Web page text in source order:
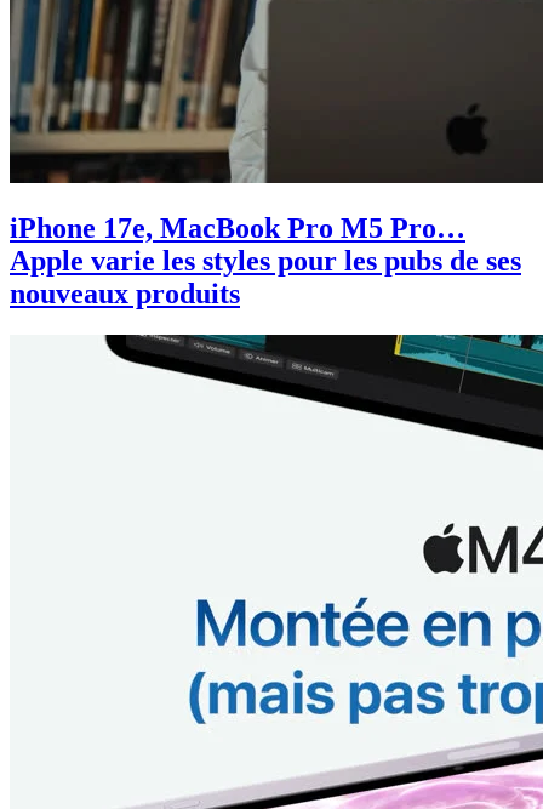
iPhone 17e, MacBook Pro M5 Pro…
Apple varie les styles pour les pubs de ses
nouveaux produits